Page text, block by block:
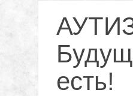
есть!